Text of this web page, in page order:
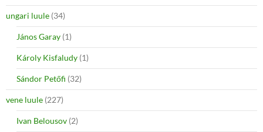
ungari luule (34)
János Garay (1)
Károly Kisfaludy (1)
Sándor Petőfi (32)
vene luule (227)
Ivan Belousov (2)